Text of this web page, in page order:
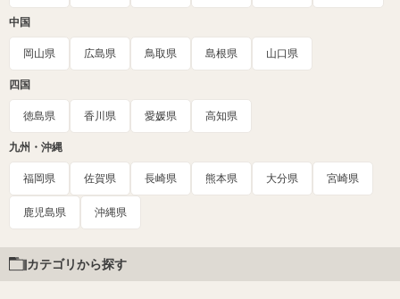
中国
岡山県 広島県 鳥取県 島根県 山口県
四国
徳島県 香川県 愛媛県 高知県
九州・沖縄
福岡県 佐賀県 長崎県 熊本県 大分県 宮崎県
鹿児島県 沖縄県
カテゴリから探す